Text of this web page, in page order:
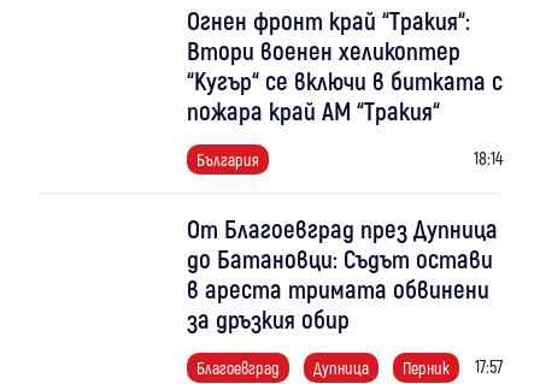
Огнен фронт край “Тракия“:
Втори военен хеликоптер
“Кугър“ се включи в битката с
пожара край АМ “Тракия“
България 18:14
От Благоевград през Дупница
до Батановци: Съдът остави
в ареста тримата обвинени
за дръзкия обир
Благоевград Дупница Перник 17:57